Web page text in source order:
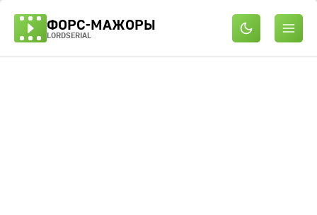
ФОРС-МАЖОРЫ
LORDSERIAL